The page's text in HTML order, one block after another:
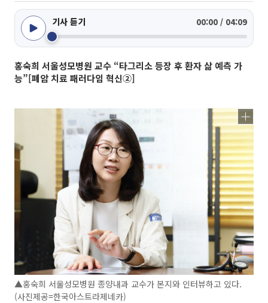
기사 듣기 00:00 / 04:09
홍숙희 서울성모병원 교수 “타그리소 등장 후 환자 삶 예측 가
능”[폐암 치료 패러다임 혁신②]
▲홍숙희 서울성모병원 종양내과 교수가 본지와 인터뷰하고 있다.
(사진제공=한국아스트라제네카)